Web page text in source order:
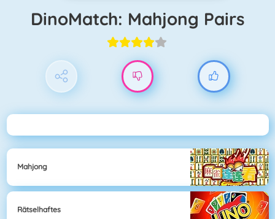
DinoMatch: Mahjong Pairs
Mahjong
Rätselhaftes